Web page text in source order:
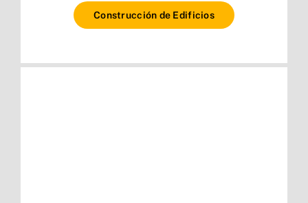
Construcción de Edificios